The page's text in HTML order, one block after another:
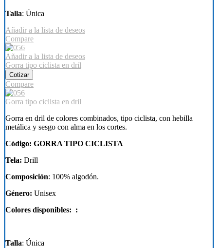
Talla: Única
Añadir a la lista de deseos
Compare
Añadir a la lista de deseos
Gorra tipo ciclista en dril
Cotizar
Compare
Gorra tipo ciclista en dril
Gorra en dril de colores combinados, tipo ciclista, con hebilla
metálica y sesgo con alma en los cortes.
Código: GORRA TIPO CICLISTA
Tela: Drill
Composición: 100% algodón.
Género: Unisex
Colores disponibles: :
Talla: Única